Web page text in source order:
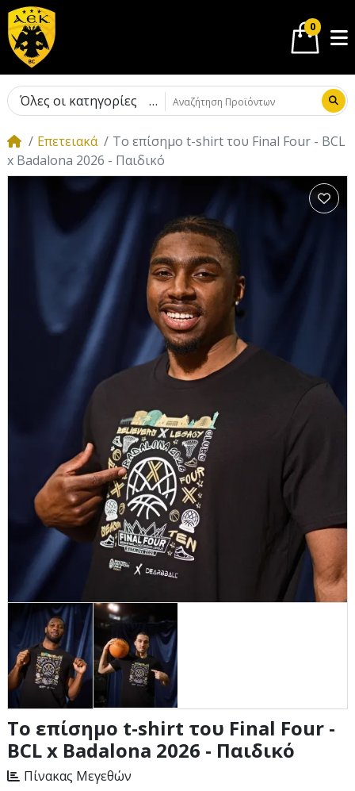
0
Όλες οι κατηγορίες
Eπετειακά
Τo επίσημo t-shirt του Final Four - BCL
x Badalona 2026 - Παιδικό
Τo επίσημo t-shirt του Final Four -
BCL x Badalona 2026 - Παιδικό
Πίνακας Μεγεθών